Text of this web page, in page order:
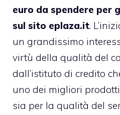
euro da spendere per
sul sito eplaza.it.
un grandissimo
virtù della qualità del
dall’istituto di credito
uno dei migliori
sia per la qualità del